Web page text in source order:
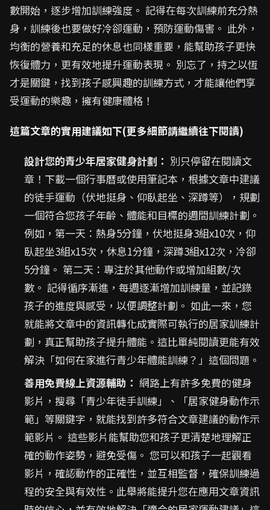
數開始，逐步增加訓練強度。 記得在每次訓練前充分熱
身，訓練後也要做好冷卻運動，預防運動傷害。 此外，
均衡的營養和充足的休息也同樣重要，能幫助孩子更快
恢復體力，更有效地提升運動表現。 別忘了，持之以恆
才是關鍵，找到孩子感興趣的訓練方式，才能讓他們享
受運動的樂趣，擁有健康體格！
這篇文章的實用建議如下(更多細節請繼續往下閱讀)
設計您的青少年居家健身計劃： 別只停留在閱讀文
章！下載一個行事曆或使用筆記本，根據文章中建議
的徒手運動（伏地挺身、仰臥起坐、深蹲等），規劃
一個符合您孩子年齡、體能和目標的週間訓練計劃。
例如，第一天：熱身5分鐘，伏地挺身3組x10次，仰
臥起坐3組x15次，休息1分鐘，深蹲3組x12次，冷卻
5分鐘。 第二天：專注於其他動作或增加組數/次
數。 記得循序漸進，每週逐漸增加訓練量，並記錄
孩子的進度與感受，以便調整計劃。 如此一來，您
就能將文章中的資訊轉化成實際可執行的居家訓練計
劃，真正幫助孩子提升體能。這比單純閱讀更能有效
解決「如何在家進行青少年體能訓練？」這個問題。
善用免費線上資源輔助： 網路上有許多免費的健身
影片，搜尋「青少年徒手訓練」、「居家健身動作示
範」等關鍵字，就能找到許多符合文章建議的動作示
範影片。 這些影片能幫助您和孩子更清楚地理解正
確的動作姿勢，避免受傷。 您可以和孩子一起觀看
影片，確認動作的正確性，並互相監督，確保訓練過
程的安全與有效性。此舉將能提升您在應用文章資訊